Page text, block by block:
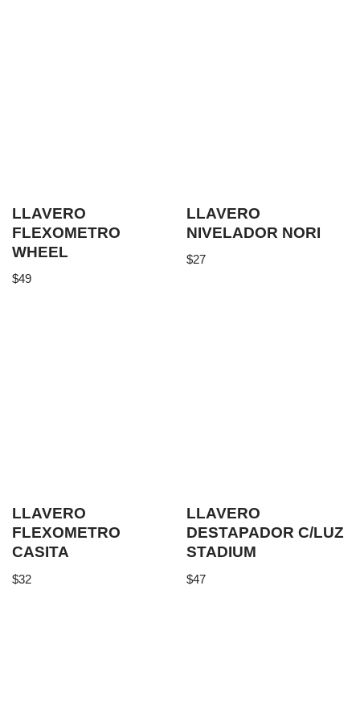
LLAVERO
FLEXOMETRO
WHEEL
$49
LLAVERO
NIVELADOR NORI
$27
LLAVERO
FLEXOMETRO
CASITA
$32
LLAVERO
DESTAPADOR C/LUZ
STADIUM
$47